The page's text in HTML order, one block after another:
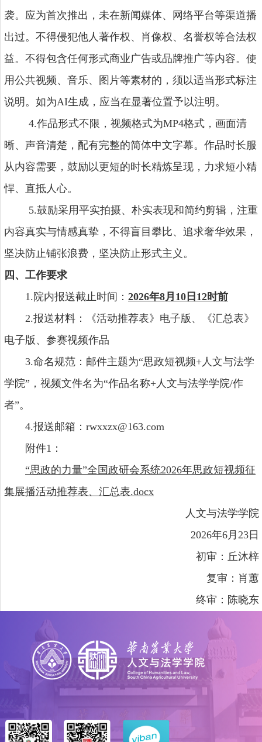
袭。应为首次推出，未在新闻媒体、网络平台等渠道播
出过。不得侵犯他人著作权、肖像权、名誉权等合法权
益。不得包含任何形式商业广告或品牌推广等内容。使
用公共视频、音乐、图片等素材的，须以适当形式标注
说明。如为AI生成，应当在显著位置予以注明。
4.作品形式不限，视频格式为MP4格式，画面清
晰、声音清楚，配有完整的简体中文字幕。作品时长服
从内容需要，鼓励以更短的时长精炼呈现，力求短小精
悍、直抵人心。
5.鼓励采用平实拍摄、朴实表现和简约剪辑，注重
内容真实与情感真挚，不得盲目攀比、追求奢华效果，
坚决防止铺张浪费，坚决防止形式主义。
四、工作要求
1.院内报送截止时间： 2026年8月 10 日 12时前
2.报送材料：《活动推荐表》电子版、《汇总表》
电子版、参赛视频作品
3.命名规范：邮件主题为“思政短视频+人文与法学
学院”，视频文件名为“作品名称+人文与法学学院/作
者”。
4.报送邮箱：rwxxzx@163.com
附件1：
“思政的力量”全国政研会系统2026年思政短视频征
集展播活动推荐表、汇总表.docx
人文与法学学院
2026年6月23日
初审：丘沐梓
复审：肖蕙
终审：陈晓东